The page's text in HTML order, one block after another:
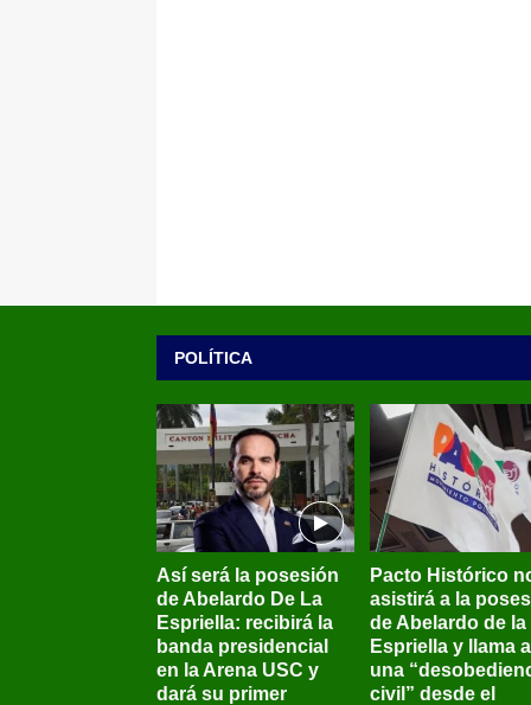
POLÍTICA
Así será la posesión
de Abelardo De La
Espriella: recibirá la
banda presidencial
en la Arena USC y
dará su primer
Pacto Histórico
asistirá a la
de Abelardo de la
Espriella y llama a
una
civil” desde el